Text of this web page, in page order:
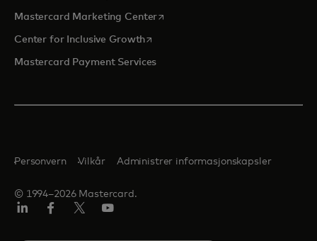
Mastercard Marketing Centeropens in a new tab
Center for Inclusive Growthopens in a new tab
Mastercard Payment Services
© 1994–2026 Mastercard.
Personvern Vilkår Administrer informasjonskapsler